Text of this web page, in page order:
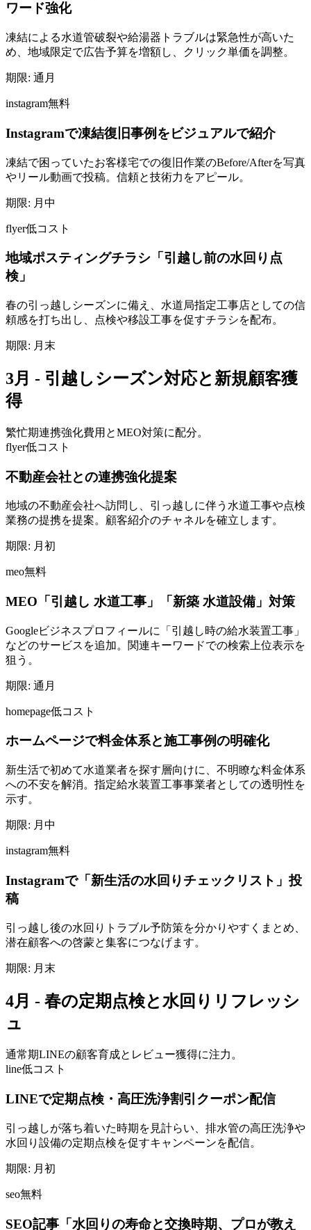
ワード強化
凍結による水道管破裂や給湯器トラブルは緊急性が高いた
め、地域限定で広告予算を増額し、クリック単価を調整。
期限: 通月
instagram無料
Instagramで凍結復旧事例をビジュアルで紹介
凍結で困っていたお客様宅での復旧作業のBefore/Afterを写真
やリール動画で投稿。信頼と技術力をアピール。
期限: 月中
flyer低コスト
地域ポスティングチラシ「引越し前の水回り点
検」
春の引っ越しシーズンに備え、水道局指定工事店としての信
頼感を打ち出し、点検や移設工事を促すチラシを配布。
期限: 月末
3月 - 引越しシーズン対応と新規顧客獲
得
繁忙期連携強化費用とMEO対策に配分。
flyer低コスト
不動産会社との連携強化提案
地域の不動産会社へ訪問し、引っ越しに伴う水道工事や点検
業務の提携を提案。顧客紹介のチャネルを確立します。
期限: 月初
meo無料
MEO「引越し 水道工事」「新築 水道設備」対策
Googleビジネスプロフィールに「引越し時の給水装置工事」
などのサービスを追加。関連キーワードでの検索上位表示を
狙う。
期限: 通月
homepage低コスト
ホームページで料金体系と施工事例の明確化
新生活で初めて水道業者を探す層向けに、不明瞭な料金体系
への不安を解消。指定給水装置工事事業者としての透明性を
示す。
期限: 月中
instagram無料
Instagramで「新生活の水回りチェックリスト」投
稿
引っ越し後の水回りトラブル予防策を分かりやすくまとめ、
潜在顧客への啓蒙と集客につなげます。
期限: 月末
4月 - 春の定期点検と水回りリフレッシ
ュ
通常期LINEの顧客育成とレビュー獲得に注力。
line低コスト
LINEで定期点検・高圧洗浄割引クーポン配信
引っ越しが落ち着いた時期を見計らい、排水管の高圧洗浄や
水回り設備の定期点検を促すキャンペーンを配信。
期限: 月初
seo無料
SEO記事「水回りの寿命と交換時期、プロが教え